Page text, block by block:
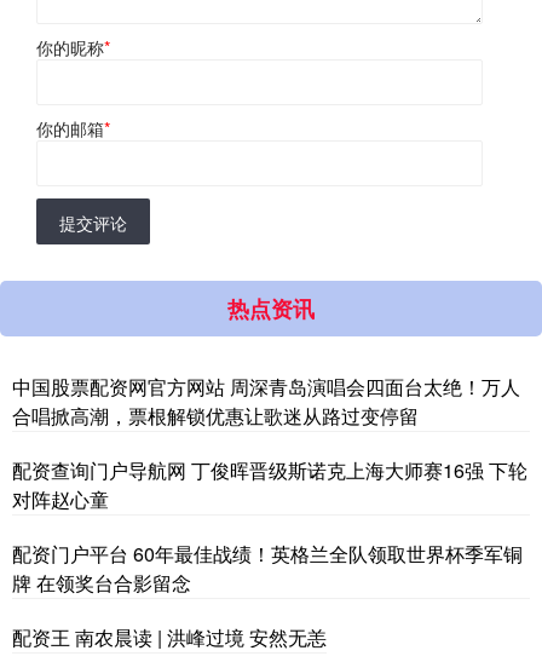
你的昵称*
你的邮箱*
提交评论
热点资讯
中国股票配资网官方网站 周深青岛演唱会四面台太绝！万人
合唱掀高潮，票根解锁优惠让歌迷从路过变停留
配资查询门户导航网 丁俊晖晋级斯诺克上海大师赛16强 下轮
对阵赵心童
配资门户平台 60年最佳战绩！英格兰全队领取世界杯季军铜
牌 在领奖台合影留念
配资王 南农晨读 | 洪峰过境 安然无恙